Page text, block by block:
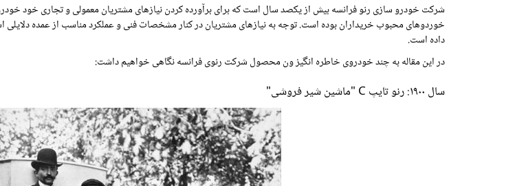
شرکت خودرو سازی رنو فرانسه بیش از یکصد سال است که برای برآورده کردن نیازهای مشتریان معمولی و تجاری خود
داده است.
در این مقاله به چند خودروی خاطره انگیز ون محصول شرکت رنوی فرانسه نگاهی خواهیم داشت:
سال ۱۹۰۰: رنو تایپ C "ماشین شیر فروشی"